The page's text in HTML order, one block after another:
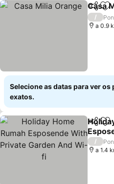
Casa
/
a 0.9
Selecione as datas para ver os
exatos.
Ver
/
a 1.4